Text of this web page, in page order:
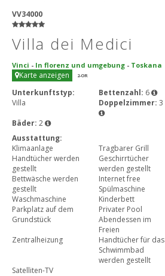
VV34000
Villa dei Medici
Vinci - In florenz und umgebung - Toskana
Karte anzeigen 2-OR
Unterkunftstyp:
Villa
Bettenzahl: 6
Doppelzimmer: 3
Bäder: 2
Ausstattung:
Klimaanlage
Tragbarer Grill
Handtücher werden
gestellt
Geschirrtücher
werden gestellt
Bettwäsche werden
gestellt
Internet free
Spülmaschine
Waschmaschine
Kinderbett
Parkplatz auf dem
Grundstück
Privater Pool
Abendessen im
Freien
Zentralheizung
Handtücher für das
Schwimmbad
werden gestellt
Satelliten-TV